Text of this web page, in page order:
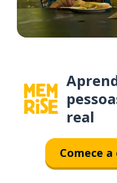
real
Comece